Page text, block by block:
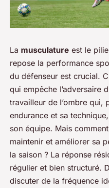
La musculature est le
repose la performance
du défenseur est crucial.
qui empêche l’adversaire
travailleur de l’ombre qui,
endurance et sa
son équipe. Mais
maintenir et améliorer sa
la saison ? La réponse
régulier et bien structuré.
discuter de la fréquence